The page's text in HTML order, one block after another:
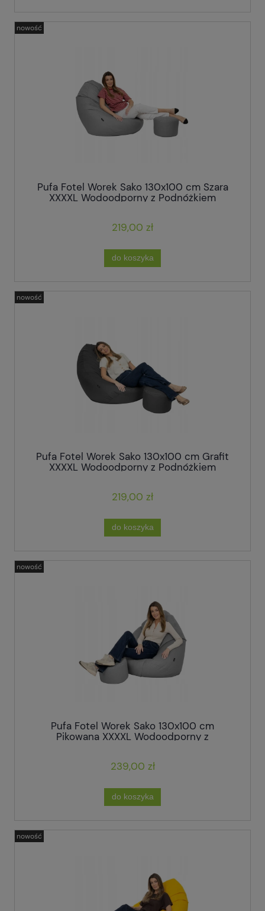
Pufa Fotel Worek Sako 130x100 cm Szara
XXXXL Wodoodporny z Podnóżkiem
219,00 zł
do koszyka
nowość
Pufa Fotel Worek Sako 130x100 cm Grafit
XXXXL Wodoodporny z Podnóżkiem
219,00 zł
do koszyka
nowość
Pufa Fotel Worek Sako 130x100 cm
Pikowana XXXXL Wodoodporny z
239,00 zł
do koszyka
nowość
nowość